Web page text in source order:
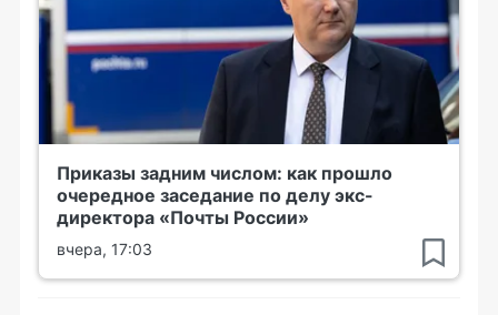
Приказы задним числом: как прошло
очередное заседание по делу экс-
директора «Почты России»
вчера, 17:03